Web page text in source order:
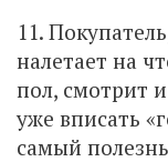
11.
налетает на
пол, смотрит
уже вписать
самый